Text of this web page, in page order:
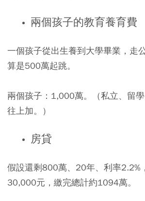
兩個孩子的教育養育費
一個孩子從出生養到大學畢業，走
算是500萬起跳。
兩個孩子：1,000萬。（私立、留
往上加。）
房貸
假設還剩800萬、20年、利率2.2%
30,000元，繳完總計約1094萬。